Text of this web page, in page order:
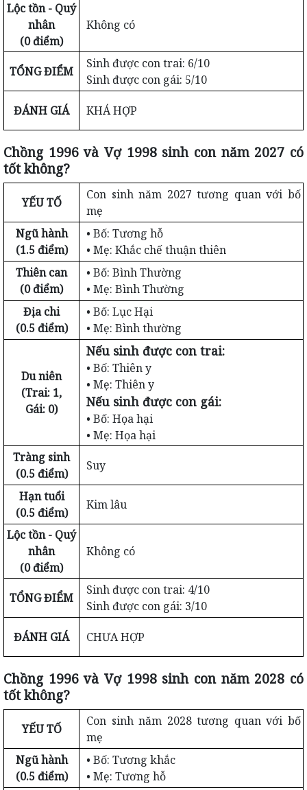
Lộc tồn - Quý
nhân
(0 điểm)
Không có
TỔNG ĐIỂM
Sinh được con trai: 6/10
Sinh được con gái: 5/10
ĐÁNH GIÁ KHÁ HỢP
Chồng 1996 và Vợ 1998 sinh con năm 2027 có
tốt không?
YẾU TỐ
Con sinh năm 2027 tương quan với bố
mẹ
Ngũ hành
(1.5 điểm)
• Bố: Tương hỗ
• Mẹ: Khắc chế thuận thiên
Thiên can
(0 điểm)
• Bố: Bình Thường
• Mẹ: Bình Thường
Địa chi
(0.5 điểm)
• Bố: Lục Hại
• Mẹ: Bình thường
Du niên
(Trai: 1,
Gái: 0)
Nếu sinh được con trai:
• Bố: Thiên y
• Mẹ: Thiên y
Nếu sinh được con gái:
• Bố: Họa hại
• Mẹ: Họa hại
Tràng sinh
(0.5 điểm)
Suy
Hạn tuổi
(0.5 điểm)
Kim lâu
Lộc tồn - Quý
nhân
(0 điểm)
Không có
TỔNG ĐIỂM
Sinh được con trai: 4/10
Sinh được con gái: 3/10
ĐÁNH GIÁ CHƯA HỢP
Chồng 1996 và Vợ 1998 sinh con năm 2028 có
tốt không?
YẾU TỐ
Con sinh năm 2028 tương quan với bố
mẹ
Ngũ hành
(0.5 điểm)
• Bố: Tương khắc
• Mẹ: Tương hỗ